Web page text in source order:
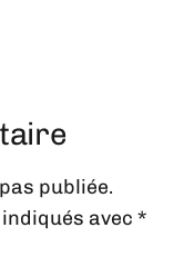
publiée.
avec*